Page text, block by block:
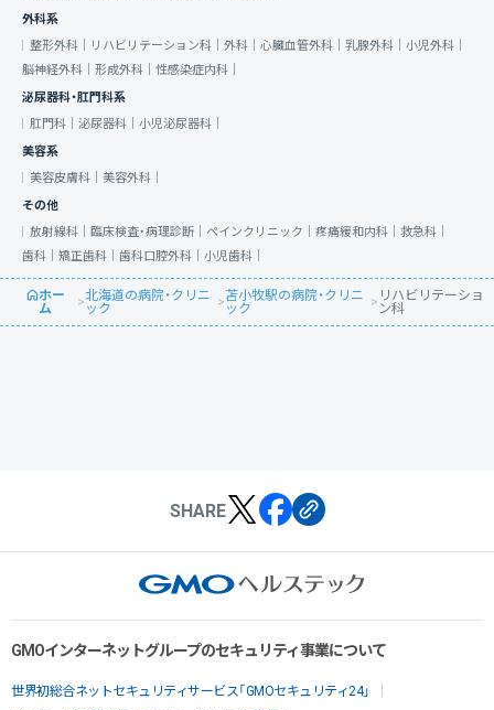
外科系
整形外科｜
リハビリテーション科｜ 外科｜ 心臓血管外科｜ 乳腺外科｜ 小児外科｜
脳神経外科｜ 形成外科｜ 性感染症内科｜
泌尿器科・肛門科系
肛門科｜ 泌尿器科｜ 小児泌尿器科｜
美容系
美容皮膚科｜ 美容外科｜
その他
放射線科｜ 臨床検査・病理診断｜ ペインクリニック｜ 疼痛緩和内科｜ 救急科｜
歯科｜ 矯正歯科｜ 歯科口腔外科｜ 小児歯科｜
ホー
ム
>北海道の病院・クリニ
ック
>苫小牧駅の病院・クリニ
ック
> リハビリテーショ
ン科
SHARE
GMOインターネットグループのセキュリティ事業について
世界初総合ネットセキュリティサービス「GMOセキュリティ24」